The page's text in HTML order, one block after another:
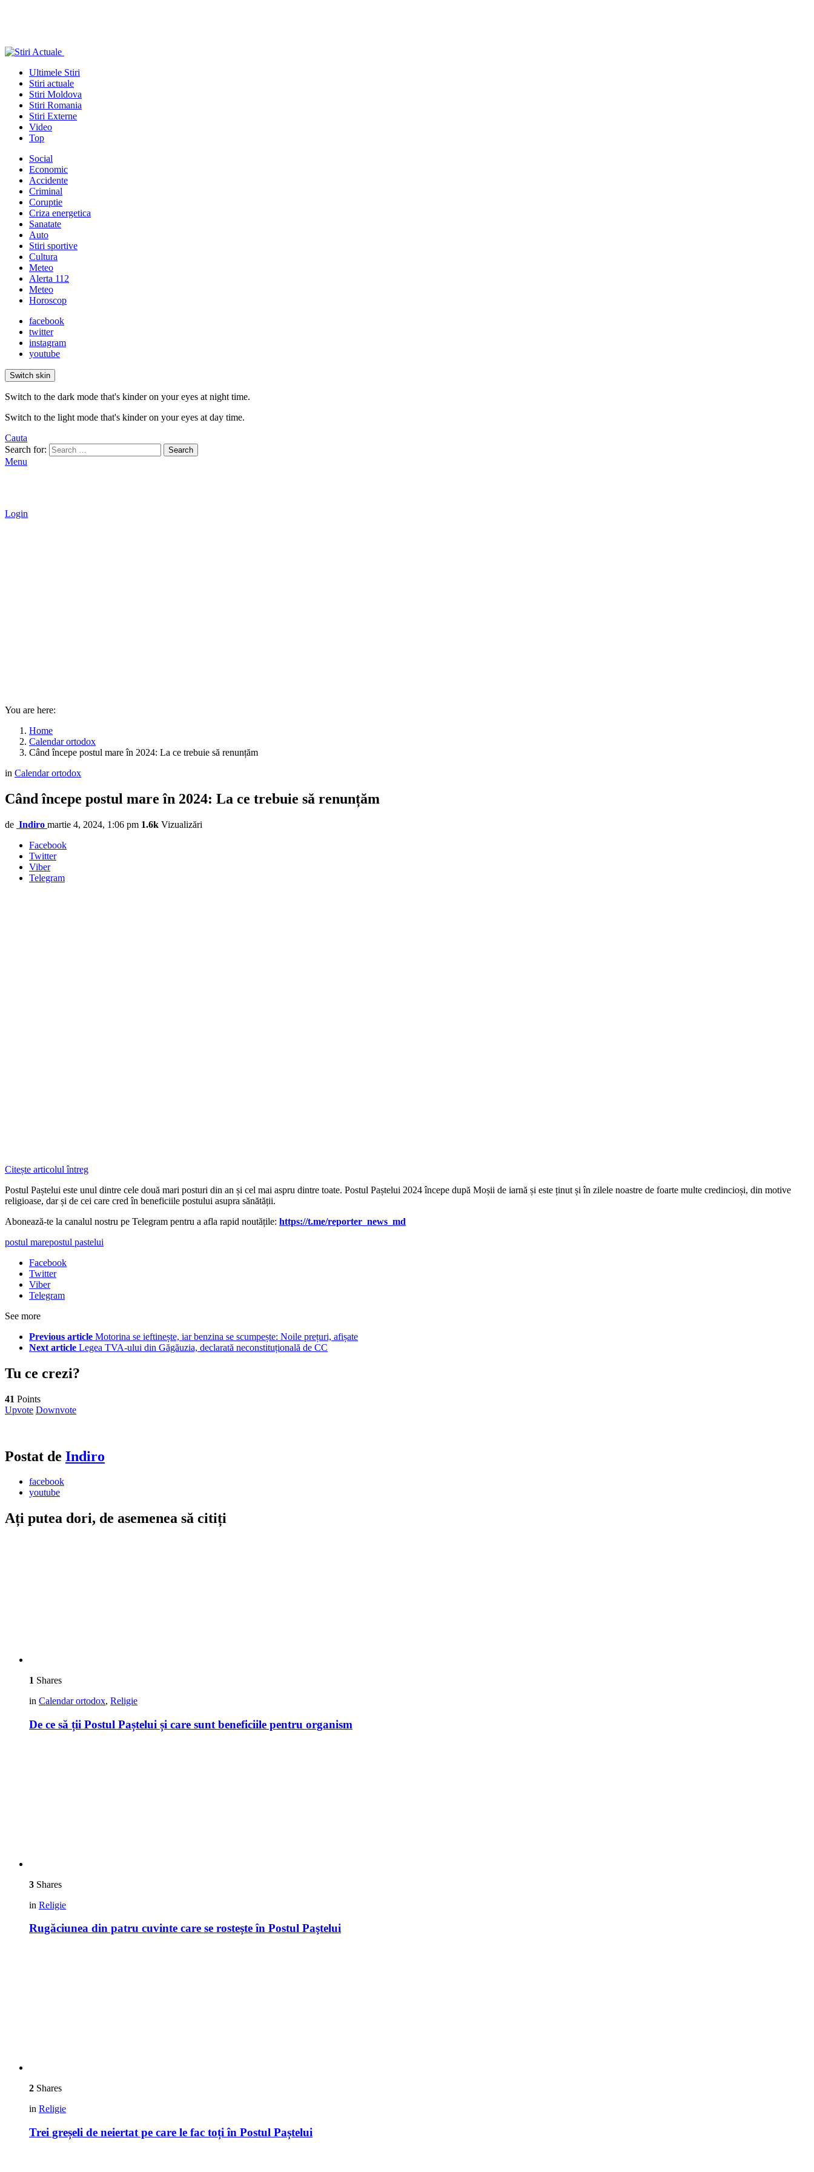
Ultimele Stiri
Stiri actuale
Stiri Moldova
Stiri Romania
Stiri Externe
Video
Top
Social
Economic
Accidente
Criminal
Coruptie
Criza energetica
Sanatate
Auto
Stiri sportive
Cultura
Meteo
Alerta 112
Meteo
Horoscop
facebook
twitter
instagram
youtube
Switch skin
Switch to the dark mode that's kinder on your eyes at night time.
Switch to the light mode that's kinder on your eyes at day time.
Cauta
Search for:
Search
Menu
Login
You are here:
Home
Calendar ortodox
Când începe postul mare în 2024: La ce trebuie să renunțăm
in Calendar ortodox
Când începe postul mare în 2024: La ce trebuie să renunțăm
de Indiro martie 4, 2024, 1:06 pm 1.6k Vizualizări
Facebook
Twitter
Viber
Telegram
Citește articolul întreg
Postul Paștelui este unul dintre cele două mari posturi din an și cel mai aspru dintre toate. Postul Paștelui 2024 începe după Moșii de iarnă și este ținut și în zilele noastre de foarte multe credincioși, din motive
religioase, dar și de cei care cred în beneficiile postului asupra sănătății.
Abonează-te la canalul nostru pe Telegram pentru a afla rapid noutățile: https://t.me/reporter_news_md
postul marepostul pastelui
Facebook
Twitter
Viber
Telegram
See more
Previous article Motorina se ieftinește, iar benzina se scumpește: Noile prețuri, afișate
Next article Legea TVA-ului din Găgăuzia, declarată neconstituțională de CC
Tu ce crezi?
41 Points
Upvote Downvote
Postat de Indiro
facebook
youtube
Ați putea dori, de asemenea să citiți
1 Shares
in Calendar ortodox, Religie
De ce să ții Postul Paștelui și care sunt beneficiile pentru organism
3 Shares
in Religie
Rugăciunea din patru cuvinte care se rosteşte în Postul Paştelui
2 Shares
in Religie
Trei greșeli de neiertat pe care le fac toți în Postul Paștelui